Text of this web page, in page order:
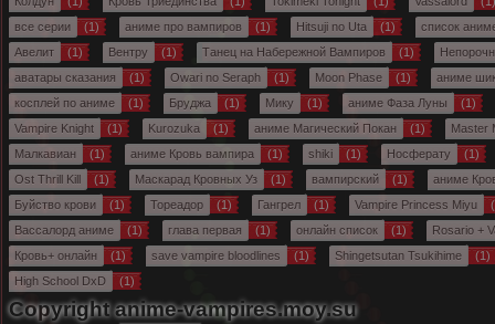
все серии
(1) аниме про вампиров (1) Hitsuji no Uta (1)
список
Авелит
(1) Вентру (1) Танец на Набережной Вампиров (1)
аватары сказания
(1) Owari no Seraph (1) Moon Phase (1)
аниме
косплей по аниме
(1) Бруджа (1) Мику (1) аниме Фаза Луны
(1)
Vampire Knight
(1) Kurozuka (1) аниме Магический Покан (1)
Master
Малкавиан
(1) аниме Кровь вампира (1) shiki (1) Носферату
(1)
Ost Thrill Kill
(1) Маскарад Кровных Уз (1) вампирский (1)
аниме
Буйство крови
(1) Тореадор (1) Гангрел (1) Vampire Princess Miyu
Вассалорд аниме
(1) глава первая (1) онлайн список (1)
Rosario +
Кровь+ онлайн
(1) save vampire bloodlines (1) Shingetsutan Tsukihime
(1)
High School DxD
(1)
Copyright anime-vampires.moy.su